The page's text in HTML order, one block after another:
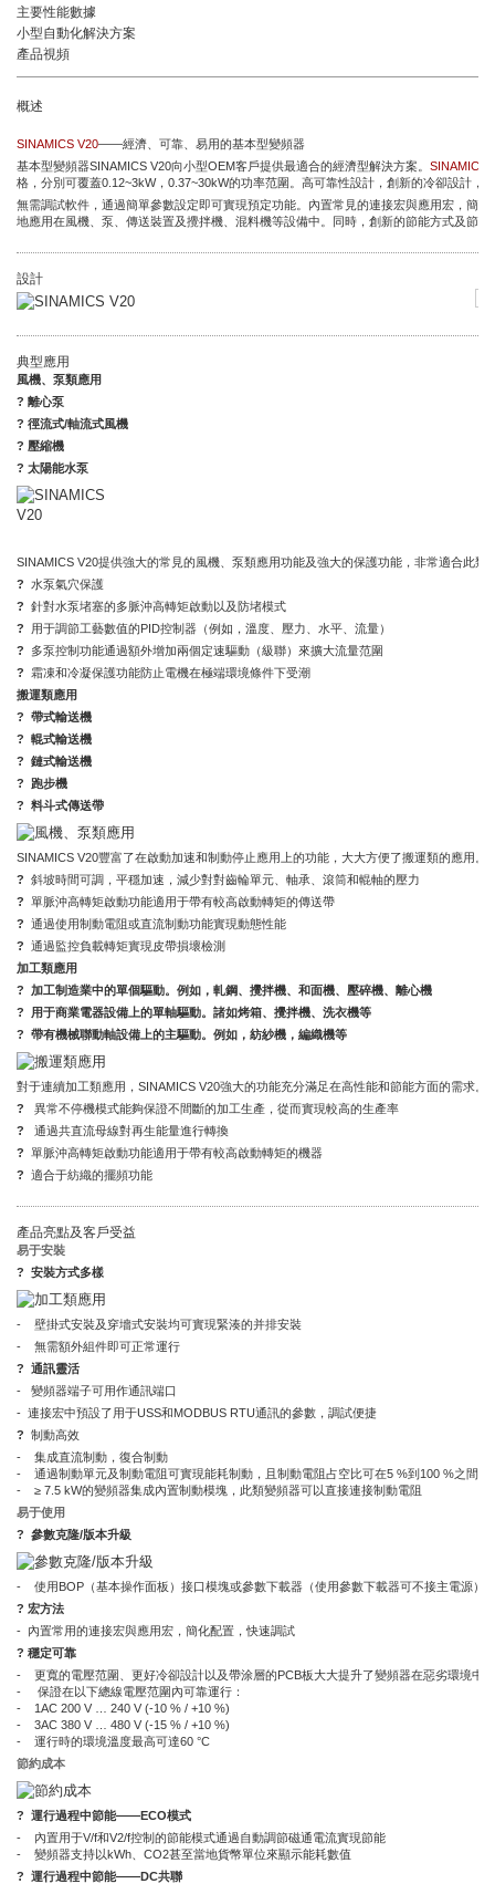
主要性能數據
小型自動化解決方案
產品視頻
概述
SINAMICS V20——經濟、可靠、易用的基本型變頻器
基本型變頻器SINAMICS V20向小型OEM客戶提供最適合的經濟型解決方案。 SINAMICS
格，分別可覆蓋0.12~3kW，0.37~30kW的功率范圍。高可靠性設計，創新的冷卻設計，
無需調試軟件，通過簡單參數設定即可實現預定功能。內置常見的連接宏與應用宏，簡
地應用在風機、泵、傳送裝置及攪拌機、混料機等設備中。同時，創新的節能方式及節
設計
典型應用
風機、泵類應用
? 離心泵
? 徑流式/軸流式風機
? 壓縮機
? 太陽能水泵
SINAMICS V20提供強大的常見的風機、泵類應用功能及強大的保護功能，非常適合此類
? 水泵氣穴保護
? 針對水泵堵塞的多脈沖高轉矩啟動以及防堵模式
?
用于調節工藝數值的PID控制器（例如，溫度、壓力、水平、流量）
? 多泵控制功能通過額外增加兩個定速驅動（級聯）來擴大流量范圍
? 霜凍和冷凝保護功能防止電機在極端環境條件下受潮
搬運類應用
? 帶式輸送機
? 輥式輸送機
? 鏈式輸送機
? 跑步機
? 料斗式傳送帶
SINAMICS V20豐富了在啟動加速和制動停止應用上的功能，大大方便了搬運類的應用。
? 斜坡時間可調，平穩加速，減少對對齒輪單元、軸承、滾筒和輥軸的壓力
? 單脈沖高轉矩啟動功能適用于帶有較高啟動轉矩的傳送帶
? 通過使用制動電阻或直流制動功能實現動態性能
? 通過監控負載轉矩實現皮帶損壞檢測
加工類應用
? 加工制造業中的單個驅動。例如，軋鋼、攪拌機、和面機、壓碎機、離心機
? 用于商業電器設備上的單軸驅動。諸如烤箱、攪拌機、洗衣機等
? 帶有機械聯動軸設備上的主驅動。例如，紡紗機，編織機等
對于連續加工類應用，SINAMICS V20強大的功能充分滿足在高性能和節能方面的需求。
? 異常不停機模式能夠保證不間斷的加工生產，從而實現較高的生產率
? 通過共直流母線對再生能量進行轉換
? 單脈沖高轉矩啟動功能適用于帶有較高啟動轉矩的機器
? 適合于紡織的擺頻功能
產品亮點及客戶受益
易于安裝
? 安裝方式多樣
- 壁掛式安裝及穿墻式安裝均可實現緊湊的并排安裝
- 無需額外組件即可正常運行
? 通訊靈活
- 變頻器端子可用作通訊端口
- 連接宏中預設了用于USS和MODBUS RTU通訊的參數，調試便捷
? 制動高效
- 集成直流制動，復合制動
- 通過制動單元及制動電阻可實現能耗制動，且制動電阻占空比可在5 %到100 %之間
- ≥ 7.5 kW的變頻器集成內置制動模塊，此類變頻器可以直接連接制動電阻
易于使用
? 參數克隆/版本升級
- 使用BOP（基本操作面板）接口模塊或參數下載器（使用參數下載器可不接主電源）
? 宏方法
- 內置常用的連接宏與應用宏，簡化配置，快速調試
? 穩定可靠
- 更寬的電壓范圍、更好冷卻設計以及帶涂層的PCB板大大提升了變頻器在惡劣環境中
- 保證在以下總線電壓范圍內可靠運行：
- 1AC 200 V … 240 V (-10 % / +10 %)
- 3AC 380 V … 480 V (-15 % / +10 %)
- 運行時的環境溫度最高可達60 °C
節約成本
? 運行過程中節能——ECO模式
- 內置用于V/f和V2/f控制的節能模式通過自動調節磁通電流實現節能
- 變頻器支持以kWh、CO2甚至當地貨幣單位來顯示能耗數值
? 運行過程中節能——DC共聯